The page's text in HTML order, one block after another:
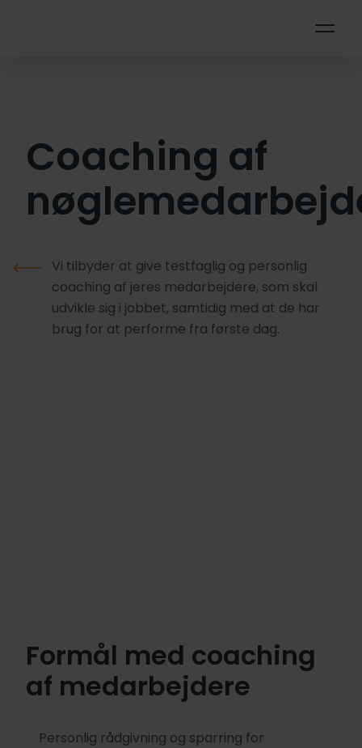
Coaching af
Vi tilbyder at give testfaglig og personlig
coaching af jeres medarbejdere, som skal
udvikle sig i jobbet, samtidig med at de har
brug for at performe fra første dag.
Formål med coaching
af medarbejdere
Personlig rådgivning og sparring for